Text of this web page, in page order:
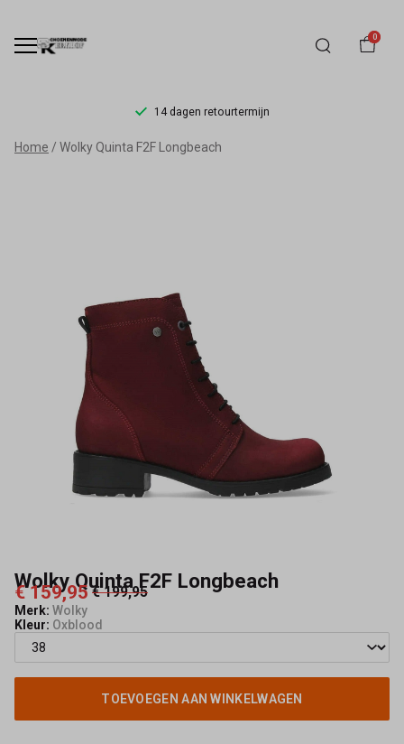
0
14 dagen retourtermijn
Wolky
Kerkhof
Home Wolky Quinta F2F Longbeach
Wolky Quinta F2F Longbeach
€ 159,95 € 199,95
Merk: Wolky
Kleur: Oxblood
TOEVOEGEN AAN WINKELWAGEN